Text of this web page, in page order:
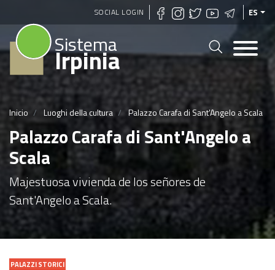
Pasar
al
principal
SOCIAL LOGIN ES
Sistema
Irpinia
Inicio Luoghi della cultura Palazzo Carafa di Sant'Angelo a Scala
Palazzo Carafa di Sant'Angelo a
Scala
Majestuosa vivienda de los señores de
Sant'Angelo a Scala.
PALAZZI STORICI